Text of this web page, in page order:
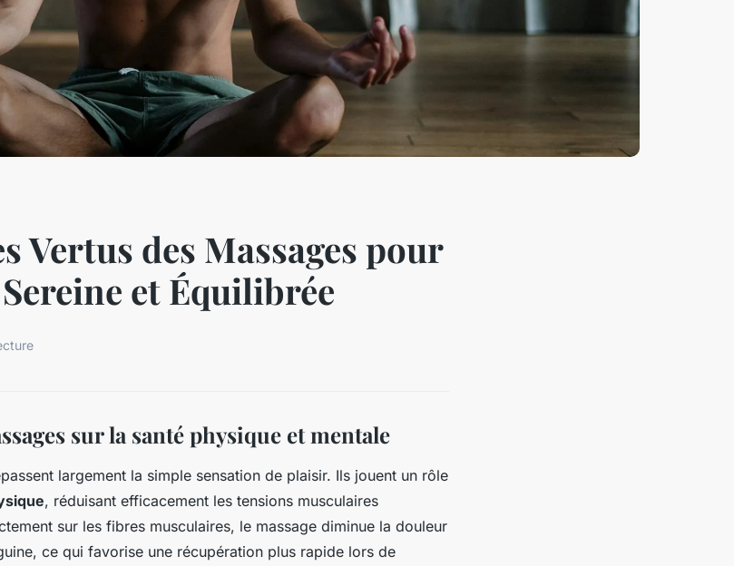
Vertus des Massages pour
et Équilibrée
sur la santé physique et mentale
largement la simple sensation de plaisir. Ils jouent un rôle
, réduisant efficacement les tensions musculaires
sur les fibres musculaires, le massage diminue la douleur
ce qui favorise une récupération plus rapide lors de